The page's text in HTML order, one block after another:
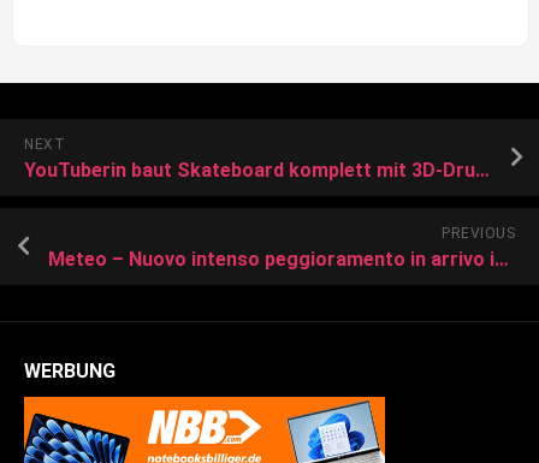
NEXT
YouTuberin baut Skateboard komplett mit 3D-Druck
PREVIOUS
Meteo – Nuovo intenso peggioramento in arrivo in Italia con temporali, neve in montagna e possibili nubifragi
WERBUNG